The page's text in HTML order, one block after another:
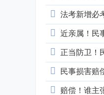
法考新增必
近亲属！民
正当防卫！
民事损害赔
赔偿！谁主